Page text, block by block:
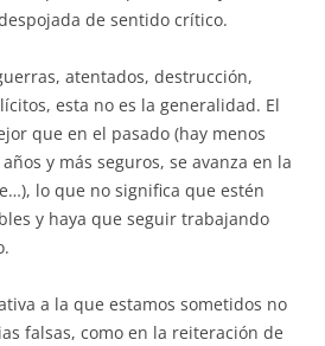
de sentido crítico.
atentados, destrucción,
esta no es la generalidad. El
que en el pasado (hay menos
y más seguros, se avanza en la
lo que no significa que estén
y haya que seguir trabajando
a la que estamos sometidos no
falsas, como en la reiteración de